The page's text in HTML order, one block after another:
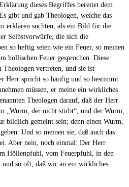
dieses Begriffes bereitet dem
gibt und gab Theologen, welche das
erklären suchten, als ein Bild für die
Selbstvorwürfe, die sich die
so heftig seien wie ein Feuer, so meinen
höllischen Feuer gesprochen. Diese
vertreten, und sie ist
Herr spricht so häufig und so bestimmt
müssen, er meine ein wirkliches
Theologen darauf, daß der Herr
„Wurm, der nicht stirbt“, und der Wurm,
bildlich gemeint sein; denn einen Wurm,
Und so meinen sie, daß auch das
Aber nein, noch einmal: Der Herr
Höllenpfuhl, vom Feuerpfuhl, in den
so oft, daß wir an ein wirkliches